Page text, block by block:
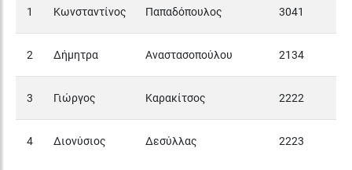
1 Κωνσταντίνος Παπαδόπουλος 3041
2 Δήμητρα Αναστασοπούλου 2134
3 Γιώργος Καρακίτσος 2222
4 Διονύσιος Δεσύλλας 2223